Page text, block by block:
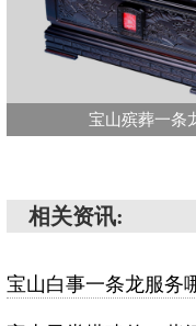
宝山殡葬一条
相关资讯:
宝山白事一条龙服务